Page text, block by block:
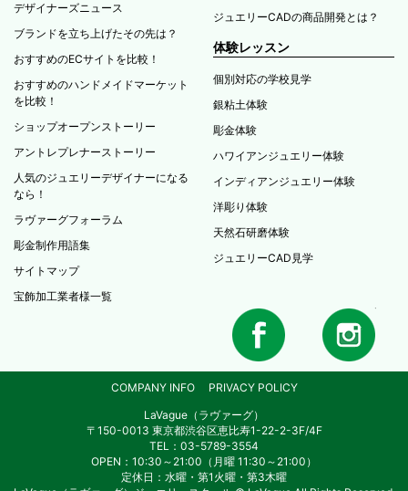
デザイナーズニュース
ブランドを立ち上げたその先は？
おすすめのECサイトを比較！
おすすめのハンドメイドマーケット
を比較！
ショップオープンストーリー
アントレプレナーストーリー
人気のジュエリーデザイナーになる
なら！
ラヴァーグフォーラム
彫金制作用語集
サイトマップ
宝飾加工業者様一覧
ジュエリーCADの商品開発とは？
体験レッスン
個別対応の学校見学
銀粘土体験
彫金体験
ハワイアンジュエリー体験
インディアンジュエリー体験
洋彫り体験
天然石研磨体験
ジュエリーCAD見学
COMPANY INFO
PRIVACY POLICY
LaVague（ラヴァーグ）
〒150-0013 東京都渋谷区恵比寿1-22-2-3F/4F
TEL：03-5789-3554
OPEN：10:30～21:00（月曜 11:30～21:00）
定休日：水曜・第1火曜・第3木曜